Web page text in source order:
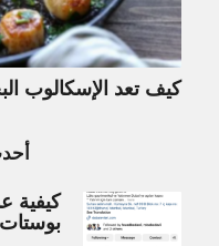
كيف تعد الإسكالوب